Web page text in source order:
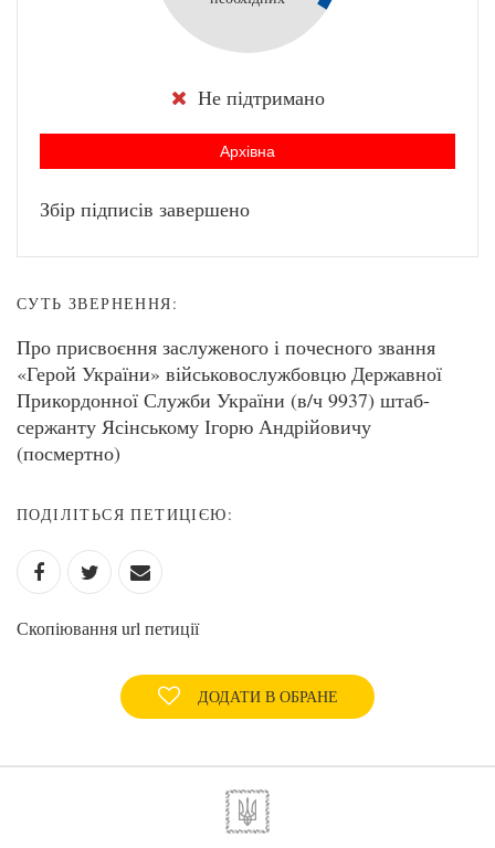
Не підтримано
Архівна
Збір підписів завершено
СУТЬ ЗВЕРНЕННЯ:
Про присвоєння заслуженого і почесного звання
«Герой України» військовослужбовцю Державної
Прикордонної Служби України (в/ч 9937) штаб-
сержанту Ясінському Ігорю Андрійовичу
(посмертно)
ПОДІЛІТЬСЯ ПЕТИЦІЄЮ:
Скопіювання url петиції
ДОДАТИ В ОБРАНЕ